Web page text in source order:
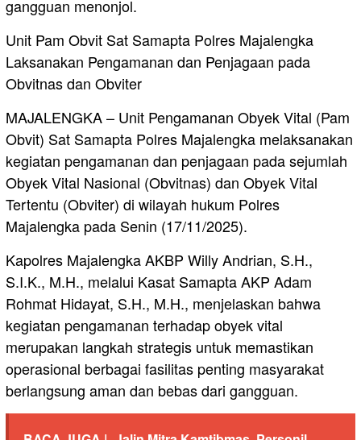
gangguan menonjol.
Unit Pam Obvit Sat Samapta Polres Majalengka
Laksanakan Pengamanan dan Penjagaan pada
Obvitnas dan Obviter
MAJALENGKA – Unit Pengamanan Obyek Vital (Pam
Obvit) Sat Samapta Polres Majalengka melaksanakan
kegiatan pengamanan dan penjagaan pada sejumlah
Obyek Vital Nasional (Obvitnas) dan Obyek Vital
Tertentu (Obviter) di wilayah hukum Polres
Majalengka pada Senin (17/11/2025).
Kapolres Majalengka AKBP Willy Andrian, S.H.,
S.I.K., M.H., melalui Kasat Samapta AKP Adam
Rohmat Hidayat, S.H., M.H., menjelaskan bahwa
kegiatan pengamanan terhadap obyek vital
merupakan langkah strategis untuk memastikan
operasional berbagai fasilitas penting masyarakat
berlangsung aman dan bebas dari gangguan.